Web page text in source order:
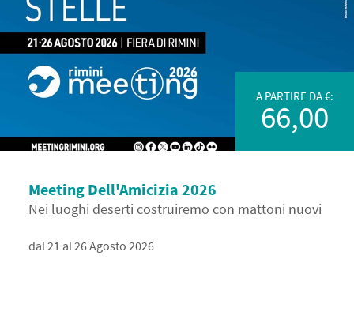
A PARTIRE DA €:
66,00
Meeting Dell'Amicizia 2026
Nei luoghi deserti costruiremo con mattoni nuovi
dal 21 al 26 Agosto 2026